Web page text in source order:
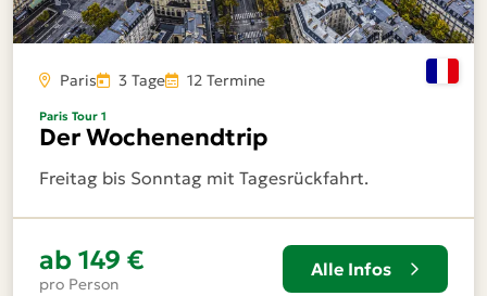
Paris 3 Tage 12 Termine
Paris Tour 1
Der Wochenendtrip
Freitag bis Sonntag mit Tagesrückfahrt.
ab 149 €
pro Person
Alle Infos